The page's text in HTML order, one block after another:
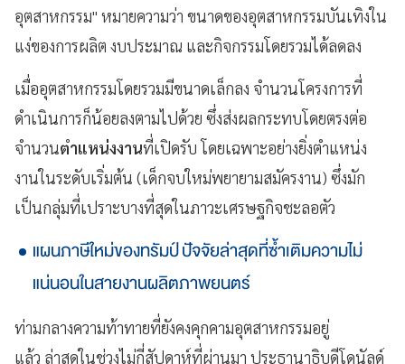
อุตสาหกรรม" หมายความว่า ขนาดของอุตสาหกรรมบันเทิงใน
แง่ของการผลิต งบประมาณ และกิจกรรมโดยรวมได้ลดลง
เมื่ออุตสาหกรรมโดยรวมมีขนาดเล็กลง จำนวนโครงการที่
ดำเนินการก็น้อยลงตามไปด้วย ซึ่งส่งผลกระทบโดยตรงต่อ
จำนวนตำแหน่งงานที่เปิดรับ โดยเฉพาะอย่างยิ่งตำแหน่ง
งานในระดับเริ่มต้น (เด็กจบใหม่พยายามสมัครงาน) ซึ่งมัก
เป็นกลุ่มที่เปราะบางที่สุดในภาวะเศรษฐกิจชะลอตัว
แผนภาษีใหม่ของทรัมป์ ปัจจัยล่าสุดที่ซ้ำเติมความไม่
แน่นอนในสายงานผลิตภาพยนตร์
ท่ามกลางความท้าทายที่ยังคงคุกคามอุตสาหกรรมอยู่
แล้ว ล่าสุดในช่วงไม่กี่สัปดาห์ที่ผ่านมา ประธานาธิบดีโดนัลด์